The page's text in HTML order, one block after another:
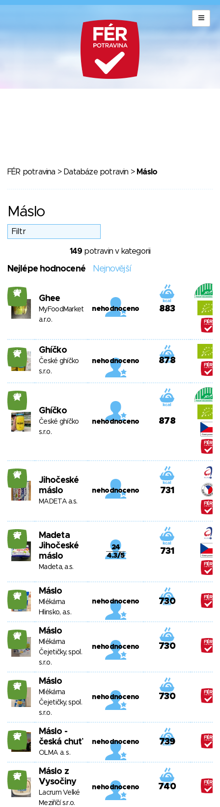
FÉR potravina > Databáze potravin > Máslo
Máslo
149 potravin v kategorii
Nejlépe hodnocené Nejnovější
27
Ghee
MyFoodMarket
a.r.o.
nehodnoceno 883
27 Ghíčko
České ghíčko
s.r.o.
nehodnoceno 878
27
Ghíčko
České ghíčko
s.r.o.
nehodnoceno 878
27
Jihočeské
máslo
MADETA a.s.
nehodnoceno 731
27
Madeta
Jihočeské
máslo
Madeta, a.s.
24
4.3/5
731
27 Máslo
Mlékárna
Hlinsko, a.s.
nehodnoceno 730
27 Máslo
Mlékárna
Čejetičky, spol.
s.r.o.
nehodnoceno 730
27 Máslo
Mlékárna
Čejetičky, spol.
s.r.o.
nehodnoceno 730
27
Máslo -
česká chuť
OLMA a. s.
nehodnoceno 739
27
Máslo z
Vysočiny
Lacrum Velké
Meziříčí s.r.o.
nehodnoceno 740